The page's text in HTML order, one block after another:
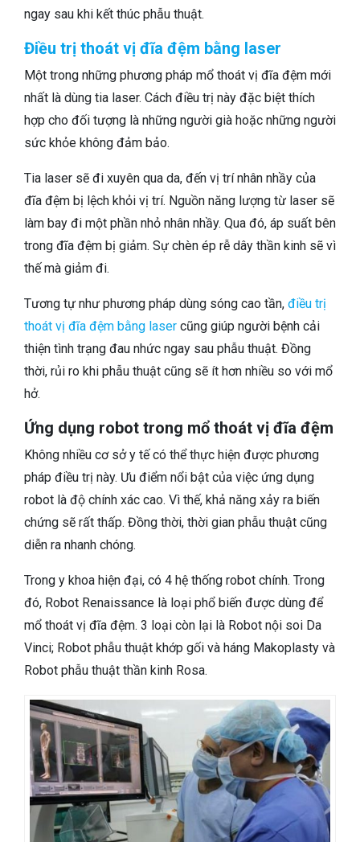
ngay sau khi kết thúc phẫu thuật.
Điều trị thoát vị đĩa đệm bằng laser
Một trong những phương pháp mổ thoát vị đĩa đệm mới
nhất là dùng tia laser. Cách điều trị này đặc biệt thích
hợp cho đối tượng là những người già hoặc những người
sức khỏe không đảm bảo.
Tia laser sẽ đi xuyên qua da, đến vị trí nhân nhầy của
đĩa đệm bị lệch khỏi vị trí. Nguồn năng lượng từ laser sẽ
làm bay đi một phần nhỏ nhân nhầy. Qua đó, áp suất bên
trong đĩa đệm bị giảm. Sự chèn ép rễ dây thần kinh sẽ vì
thế mà giảm đi.
Tương tự như phương pháp dùng sóng cao tần, điều trị
thoát vị đĩa đệm bằng laser cũng giúp người bệnh cải
thiện tình trạng đau nhức ngay sau phẫu thuật. Đồng
thời, rủi ro khi phẫu thuật cũng sẽ ít hơn nhiều so với mổ
hở.
Ứng dụng robot trong mổ thoát vị đĩa đệm
Không nhiều cơ sở y tế có thể thực hiện được phương
pháp điều trị này. Ưu điểm nổi bật của việc ứng dụng
robot là độ chính xác cao. Vì thế, khả năng xảy ra biến
chứng sẽ rất thấp. Đồng thời, thời gian phẫu thuật cũng
diễn ra nhanh chóng.
Trong y khoa hiện đại, có 4 hệ thống robot chính. Trong
đó, Robot Renaissance là loại phổ biến được dùng để
mổ thoát vị đĩa đệm. 3 loại còn lại là Robot nội soi Da
Vinci; Robot phẫu thuật khớp gối và háng Makoplasty và
Robot phẫu thuật thần kinh Rosa.